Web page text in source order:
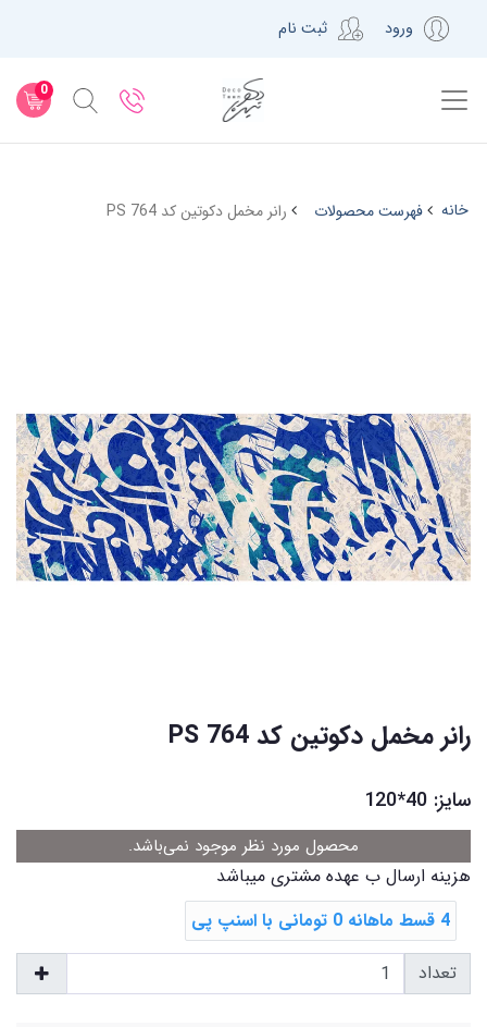
ورود ثبت نام
0
خانه فهرست محصولات رانر مخمل دکوتین کد PS 764
رانر مخمل دکوتین کد PS 764
سایز: 40*120
محصول مورد نظر موجود نمی‌باشد.
هزینه ارسال ب عهده مشتری میباشد
4 قسط ماهانه 0 تومانی با اسنپ ‌پی
تعداد